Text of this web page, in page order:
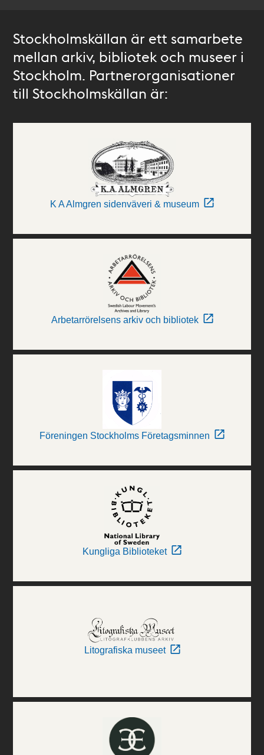
Stockholmskällan är ett samarbete
mellan arkiv, bibliotek och museer i
Stockholm. Partnerorganisationer
till Stockholmskällan är:
K A Almgren sidenväveri & museum
Arbetarrörelsens arkiv och bibliotek
Föreningen Stockholms Företagsminnen
Kungliga Biblioteket
Litografiska museet